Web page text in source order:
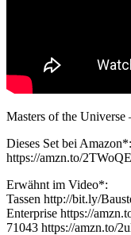
Masters of the Universe
Dieses Set bei Amazon*:
https://amzn.to/
Erwähnt im Video*:
Tassen http://bit.ly/
Enterprise https://
71043 https://amzn.to/